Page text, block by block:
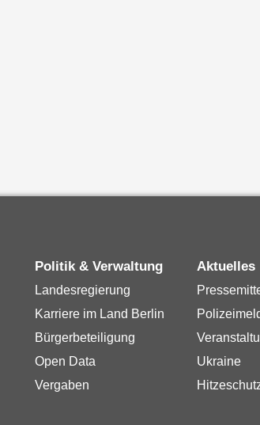
Politik & Verwaltung
Landesregierung
Karriere im Land Berlin
Bürgerbeteiligung
Open Data
Vergaben
Aktuelles
Ukraine